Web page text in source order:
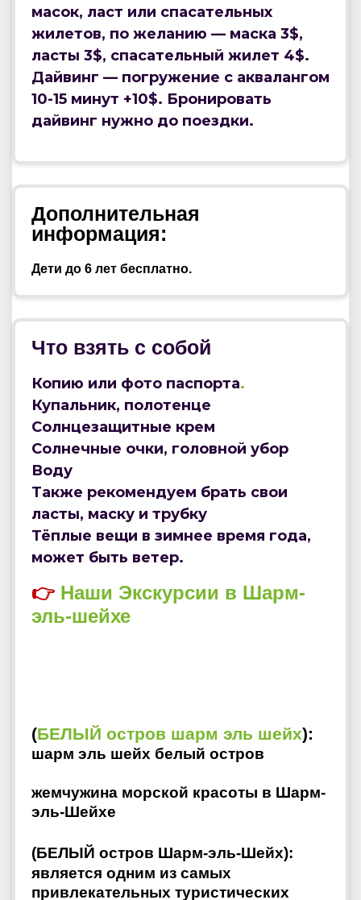
масок, ласт или спасательных
жилетов, по желанию — маска 3$,
ласты 3$, спасательный жилет 4$.
Дайвинг — погружение с аквалангом
10-15 минут +10$. Бронировать
дайвинг нужно до поездки.
Дополнительная
информация:
Дети до 6 лет бесплатно.
Что взять с собой
Копию или фото паспорта.
Купальник, полотенце
Солнцезащитные крем
Солнечные очки, головной убор
Воду
Также рекомендуем брать свои
ласты, маску и трубку
Тёплые вещи в зимнее время года,
может быть ветер.
👉 Наши Экскурсии в Шарм-
эль-шейхе
(БЕЛЫЙ остров шарм эль шейх):
шарм эль шейх белый остров
жемчужина морской красоты в Шарм-
эль-Шейхе
(БЕЛЫЙ остров Шарм-эль-Шейх):
является одним из самых
привлекательных туристических